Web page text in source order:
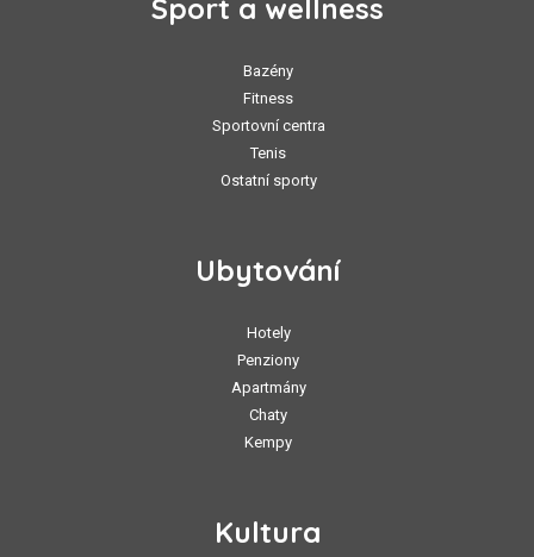
Sport a wellness
Bazény
Fitness
Sportovní centra
Tenis
Ostatní sporty
Ubytování
Hotely
Penziony
Apartmány
Chaty
Kempy
Kultura